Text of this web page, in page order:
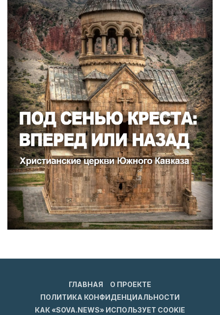
ГЛАВНАЯ
О ПРОЕКТЕ
ПОЛИТИКА КОНФИДЕНЦИАЛЬНОСТИ
КАК «SOVA.NEWS» ИСПОЛЬЗУЕТ COOKIE